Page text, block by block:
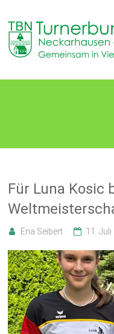
content
TB
in
Für Luna Kosic
Ena Seibert 11. Juli